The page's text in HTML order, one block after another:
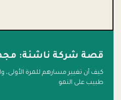
قصة شركة ناشئة:
كيف أن تغيير مسارهم للمرة الأولى،
طبيب على النمو